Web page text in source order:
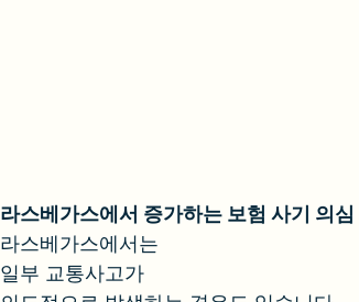
라스베가스에서 증가하는 보험 사기 의심
라스베가스에서는
일부 교통사고가